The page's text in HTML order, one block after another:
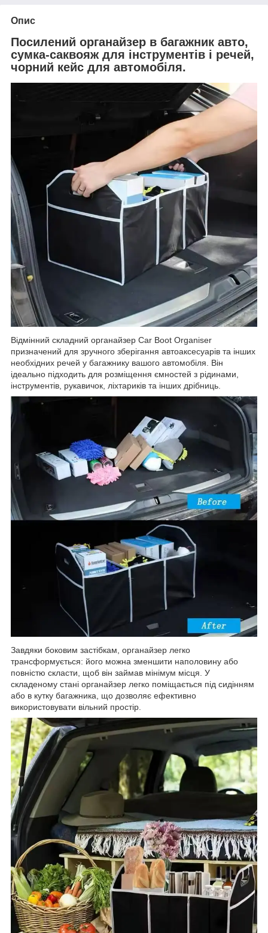
Опис
Посилений органайзер в багажник авто,
сумка-саквояж для інструментів і речей,
чорний кейс для автомобіля.
Відмінний складний органайзер Car Boot Organiser
призначений для зручного зберігання автоаксесуарів та інших
необхідних речей у багажнику вашого автомобіля. Він
ідеально підходить для розміщення ємностей з рідинами,
інструментів, рукавичок, ліхтариків та інших дрібниць.
Завдяки боковим застібкам, органайзер легко
трансформується: його можна зменшити наполовину або
повністю скласти, щоб він займав мінімум місця. У
складеному стані органайзер легко поміщається під сидінням
або в кутку багажника, що дозволяє ефективно
використовувати вільний простір.